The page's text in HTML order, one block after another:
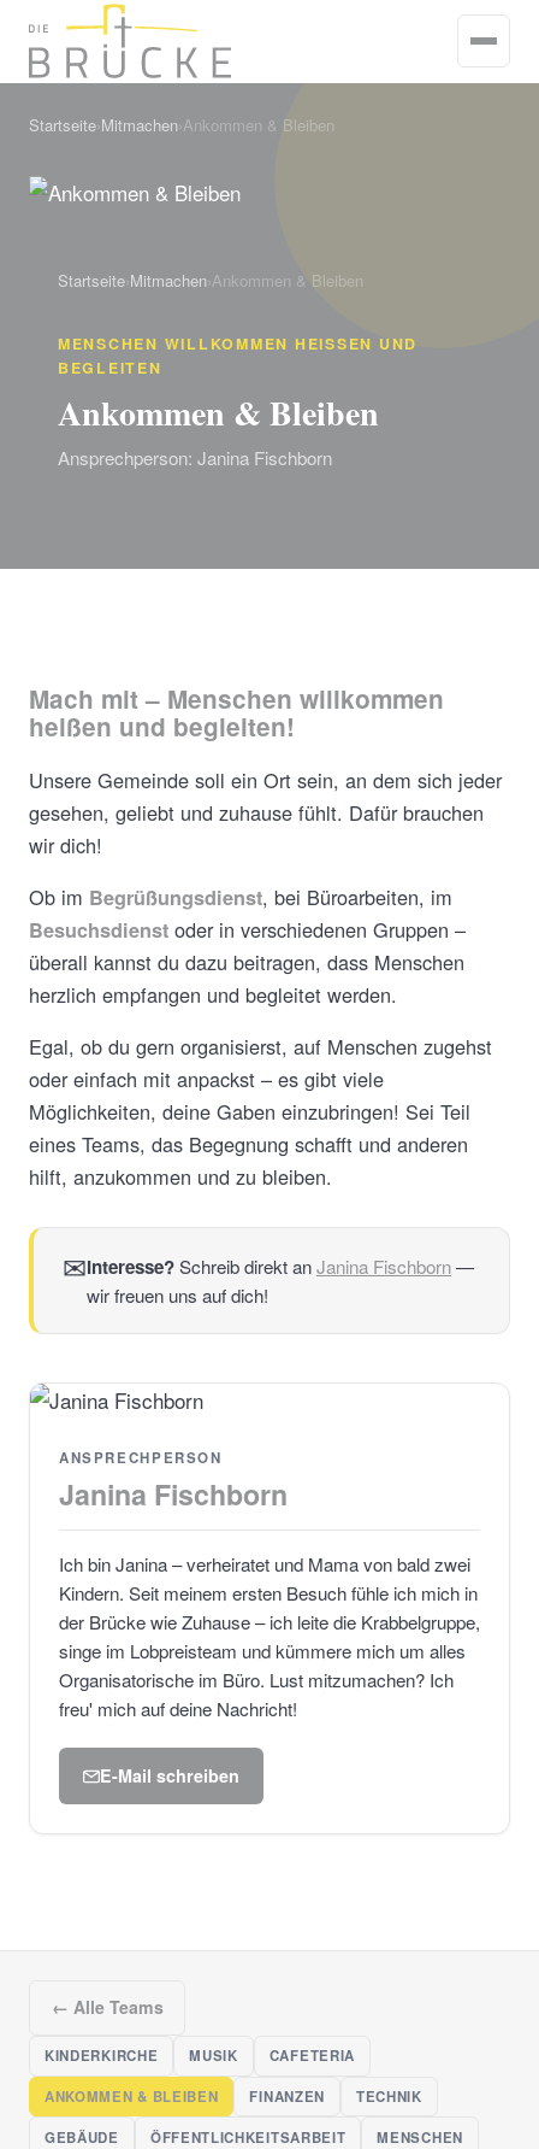
Startseite›Mitmachen›Ankommen & Bleiben
Startseite›Mitmachen›Ankommen & Bleiben
MENSCHEN WILLKOMMEN HEISSEN UND B
EGLEITEN
Ankommen & Bleiben
Ansprechperson: Janina Fischborn
Mach mit – Menschen willkommen
heißen und begleiten!
Unsere Gemeinde soll ein Ort sein, an dem sich jeder
gesehen, geliebt und zuhause fühlt. Dafür brauchen
wir dich!
Ob im Begrüßungsdienst, bei Büroarbeiten, im
Besuchsdienst oder in verschiedenen Gruppen –
überall kannst du dazu beitragen, dass Menschen
herzlich empfangen und begleitet werden.
Egal, ob du gern organisierst, auf Menschen zugehst
oder einfach mit anpackst – es gibt viele
Möglichkeiten, deine Gaben einzubringen! Sei Teil
eines Teams, das Begegnung schafft und anderen
hilft, anzukommen und zu bleiben.
✉Interesse?Schreib direkt anJanina Fischborn—
wir freuen uns auf dich!
ANSPRECHPERSON
Janina Fischborn
Ich bin Janina – verheiratet und Mama von bald zwei
Kindern. Seit meinem ersten Besuch fühle ich mich in
der Brücke wie Zuhause – ich leite die Krabbelgruppe,
singe im Lobpreisteam und kümmere mich um alles
Organisatorische im Büro. Lust mitzumachen? Ich
freu' mich auf deine Nachricht!
E-Mail schreiben
← Alle Teams
KINDERKIRCHE MUSIK
CAFETERIA
ANKOMMEN & BLEIBEN
FINANZEN
TECHNIK
GEBÄUDE
ÖFFENTLICHKEITSARBEIT MENSCHEN